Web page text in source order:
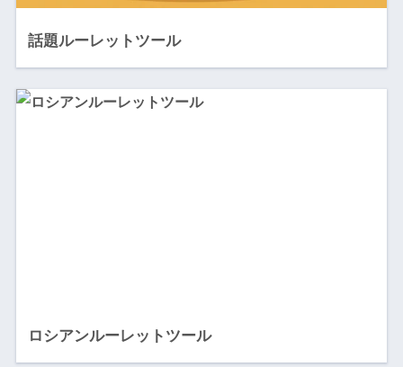
話題ルーレットツール
ロシアンルーレットツール